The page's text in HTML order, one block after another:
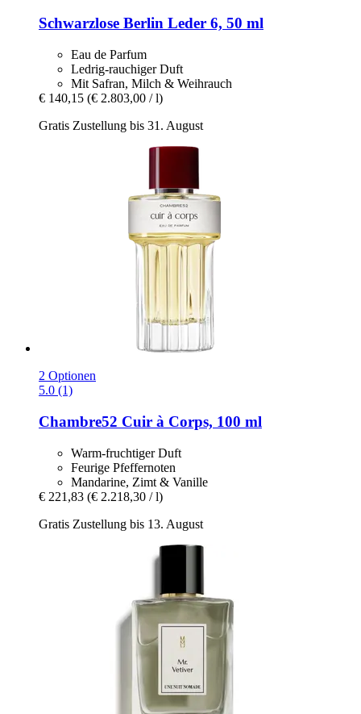
Schwarzlose Berlin Leder 6, 50 ml
Eau de Parfum
Ledrig-rauchiger Duft
Mit Safran, Milch & Weihrauch
€ 140,15 (€ 2.803,00 / l)
Gratis Zustellung bis 31. August
2 Optionen
5.0 (1)
Chambre52 Cuir à Corps, 100 ml
Warm-fruchtiger Duft
Feurige Pfeffernoten
Mandarine, Zimt & Vanille
€ 221,83 (€ 2.218,30 / l)
Gratis Zustellung bis 13. August